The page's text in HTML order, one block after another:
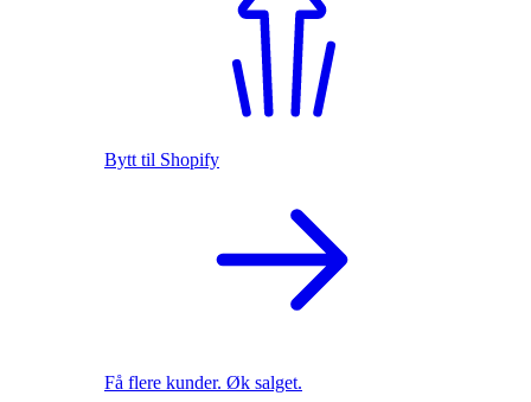
Bytt til Shopify
Få flere kunder. Øk salget.